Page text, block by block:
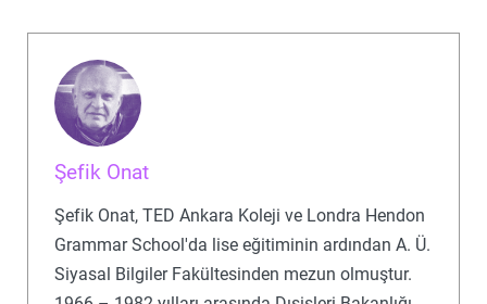
Şefik Onat
Şefik Onat, TED Ankara Koleji ve Londra Hendon
Grammar School'da lise eğitiminin ardından A. Ü.
Siyasal Bilgiler Fakültesinden mezun olmuştur.